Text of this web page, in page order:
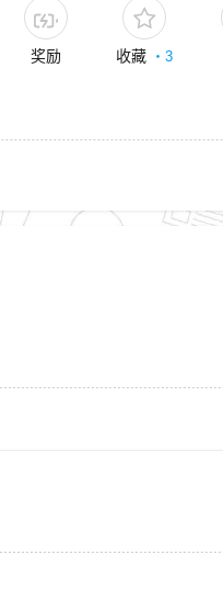
奖励 收藏 ・3